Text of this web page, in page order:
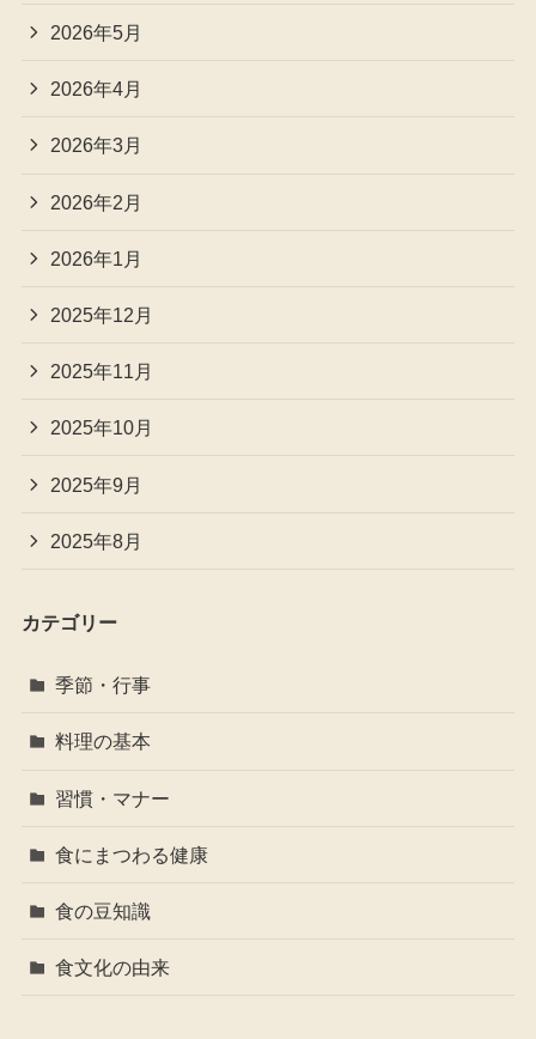
2026年5月
2026年4月
2026年3月
2026年2月
2026年1月
2025年12月
2025年11月
2025年10月
2025年9月
2025年8月
カテゴリー
季節・行事
料理の基本
習慣・マナー
食にまつわる健康
食の豆知識
食文化の由来